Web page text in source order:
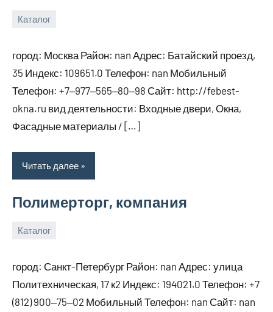
Каталог
2024
город: Москва Район: nan Адрес: Батайский проезд,
35 Индекс: 109651.0 Телефон: nan Мобильный
Телефон: +7‒977‒565‒80‒98 Сайт: http://febest-
okna.ru вид деятельности: Входные двери, Окна,
Фасадные материалы / […]
Читать далее
Полимерторг, компания
Каталог
2024
город: Санкт-Петербург Район: nan Адрес: улица
Политехническая, 17 к2 Индекс: 194021.0 Телефон: +7
(812) 900‒75‒02 Мобильный Телефон: nan Сайт: nan